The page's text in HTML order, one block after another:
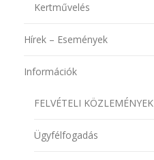
Kertművelés
Hírek – Események
Információk
FELVÉTELI KÖZLEMÉNYEK
Ügyfélfogadás